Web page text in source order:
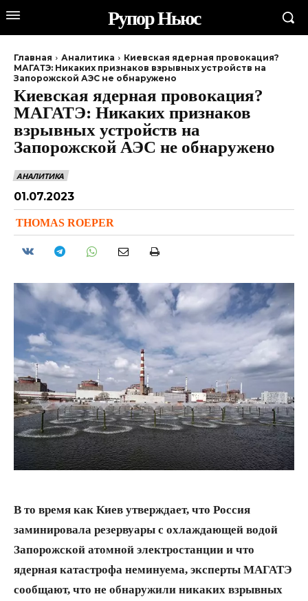
Рупор Ньюс
Главная Аналитика
Киевская ядерная провокация?
МАГАТЭ: Никаких признаков взрывных устройств на
Запорожской АЭС не обнаружено
Киевская ядерная провокация?
МАГАТЭ: Никаких признаков
взрывных устройств на
Запорожской АЭС не обнаружено
АНАЛИТИКА
01.07.2023
THOMAS ROEPER
В то время как Киев утверждает, что Россия
заминировала резервуары с охлаждающей водой
Запорожской атомной электростанции и что
ядерная катастрофа неминуема, эксперты МАГАТЭ
сообщают, что не обнаружили никаких взрывных